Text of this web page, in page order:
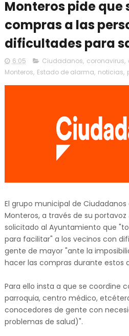
Monteros pide que
compras a las
dificultades para
6:05 Ciudadanos, coronavirus,
Monteros, Estado de alarma, noticias,
El grupo municipal de Ciudadanos
Monteros, a través de su portavoz
solicitado al Ayuntamiento que
para facilitar" a los vecinos con
gente de mayor "ante la
hacer las compras durante estos
Para ello insta a que se coordine
parroquia, centro médico,
conocedores de gente con
problemas de salud)".